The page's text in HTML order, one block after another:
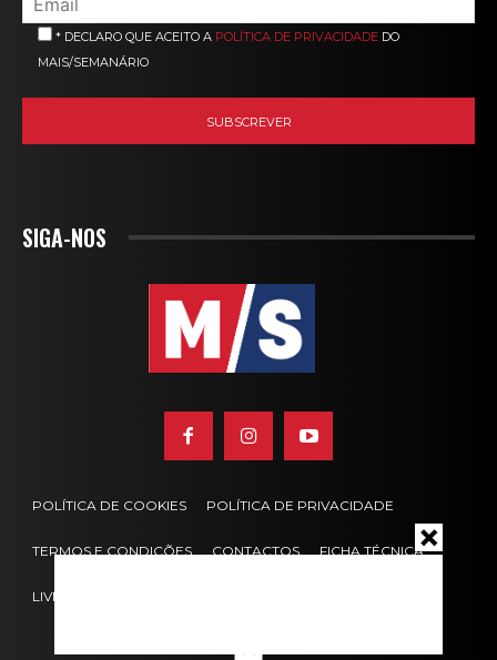
* DECLARO QUE ACEITO A POLÍTICA DE PRIVACIDADE DO
MAIS/SEMANÁRIO
SIGA-NOS
POLÍTICA DE COOKIES POLÍTICA DE PRIVACIDADE
TERMOS E CONDIÇÕES CONTACTOS FICHA TÉCNICA
LIVRO DE RECLAMAÇÕES